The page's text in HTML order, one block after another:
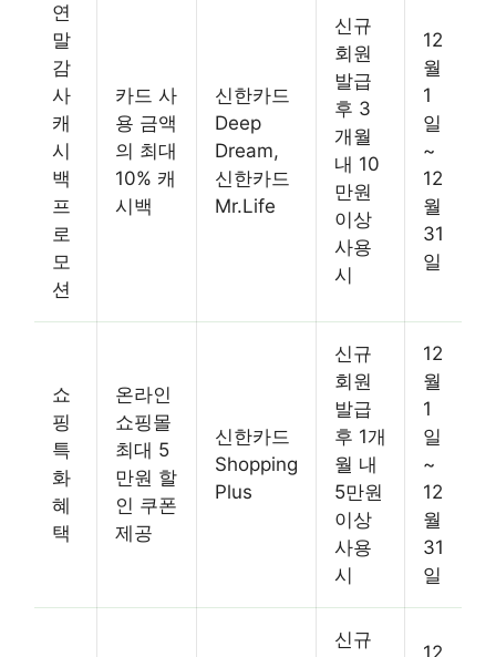
연
말
감
사
캐
시
백
프
로
모
션
카드 사
용 금액
의 최대
10% 캐
시백
신한카드
Deep
Dream,
신한카드
Mr.Life
신규
회원
발급
후 3
개월
내 10
만원
이상
사용
시
12
월
1
일
~
12
월
31
일
쇼
핑
특
화
혜
택
온라인
쇼핑몰
최대 5
만원 할
인 쿠폰
제공
신한카드
Shopping
Plus
신규
회원
발급
후 1개
월 내
5만원
이상
사용
시
12
월
1
일
~
12
월
31
일
신규